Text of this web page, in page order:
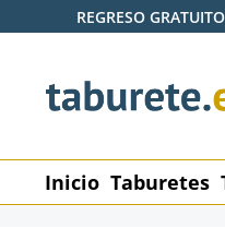
al contenido principal
Saltar a la búsqueda
Saltar a la navegación
REGRESO GRATUITO
Inicio Taburetes